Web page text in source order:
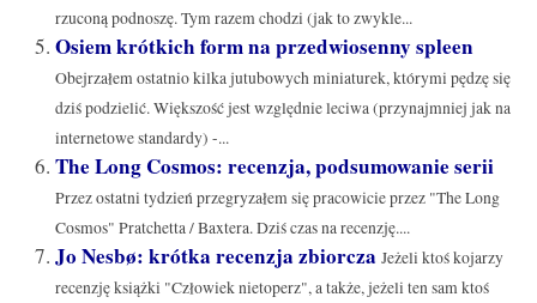
rzuconą podnoszę. Tym razem chodzi (jak to zwykle...
Osiem krótkich form na przedwiosenny spleen
Obejrzałem ostatnio kilka jutubowych miniaturek, którymi pędzę się
dziś podzielić. Większość jest względnie leciwa (przynajmniej jak na
internetowe standardy) -...
The Long Cosmos: recenzja, podsumowanie serii
Przez ostatni tydzień przegryzałem się pracowicie przez "The Long
Cosmos" Pratchetta / Baxtera. Dziś czas na recenzję....
Jo Nesbø: krótka recenzja zbiorcza Jeżeli ktoś kojarzy
recenzję książki "Człowiek nietoperz", a także, jeżeli ten sam ktoś